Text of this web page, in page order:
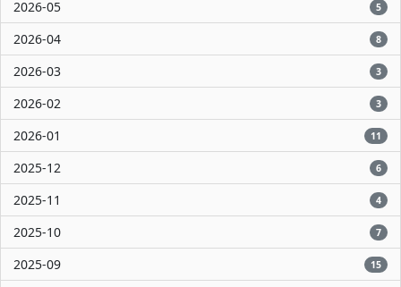
2026-05 5
2026-04 8
2026-03 3
2026-02 3
2026-01 11
2025-12 6
2025-11 4
2025-10 7
2025-09 15